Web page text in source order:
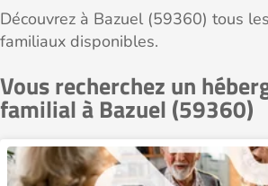
Découvrez à Bazuel (59360) tous
familiaux disponibles.
Vous recherchez un
familial à Bazuel (59360)